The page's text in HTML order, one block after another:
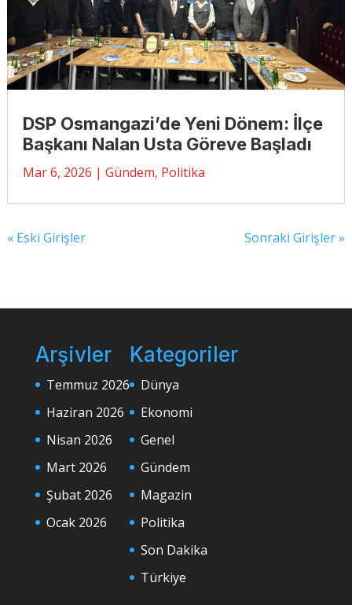
DSP Osmangazi’de Yeni Dönem: İlçe
Başkanı Nalan Usta Göreve Başladı
Mar 6, 2026 | Gündem, Politika
« Eski Girişler Sonraki Girişler »
Arşivler
Temmuz 2026
Haziran 2026
Nisan 2026
Mart 2026
Şubat 2026
Ocak 2026
Kategoriler
Dünya
Ekonomi
Genel
Gündem
Magazin
Politika
Son Dakika
Türkiye